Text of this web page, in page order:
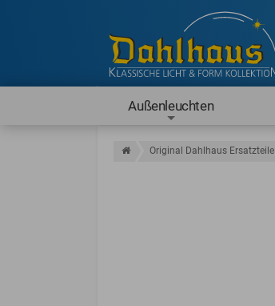
Außenleuchten
Original Dahlhaus Ersatzteile